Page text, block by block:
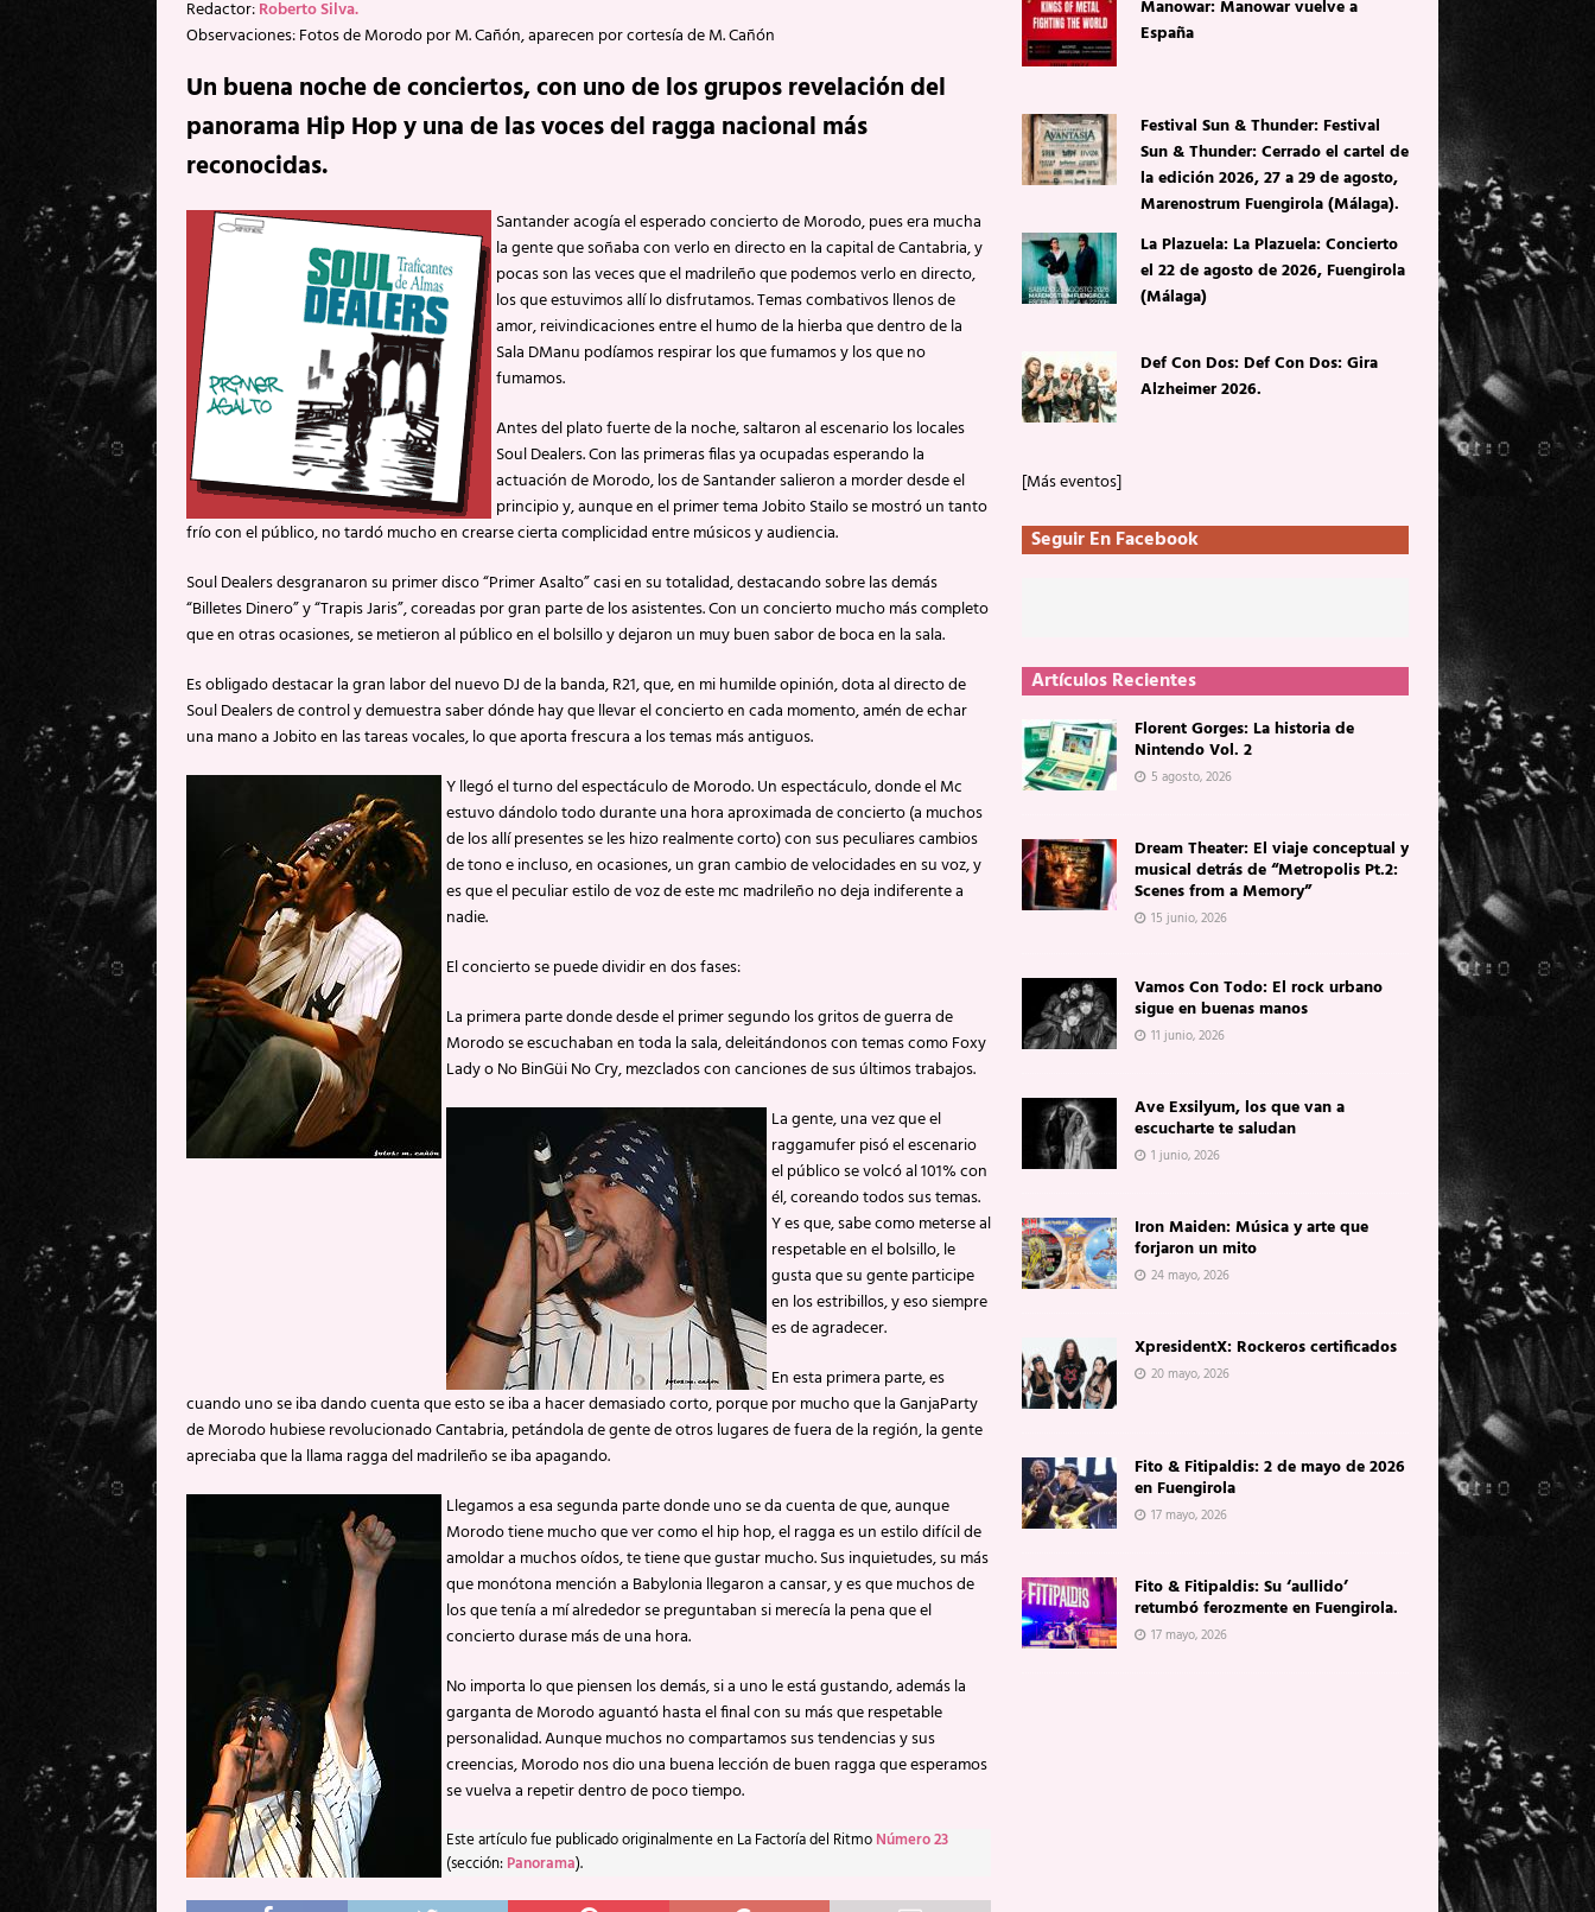
Redactor:Roberto Silva.
Observaciones: Fotos de Morodo por M. Cañón, aparecen por cortesía de M. Cañón
Un buena noche de conciertos, con uno de los grupos revelación del
panorama Hip Hop y una de las voces del ragga nacional más
reconocidas.
Santander acogía el esperado concierto de Morodo, pues era mucha
la gente que soñaba con verlo en directo en la capital de Cantabria, y
pocas son las veces que el madrileño que podemos verlo en directo,
los que estuvimos allí lo disfrutamos. Temas combativos llenos de
amor, reivindicaciones entre el humo de la hierba que dentro de la
Sala DManu podíamos respirar los que fumamos y los que no
fumamos.
Antes del plato fuerte de la noche, saltaron al escenario los locales
Soul Dealers. Con las primeras filas ya ocupadas esperando la
actuación de Morodo, los de Santander salieron a morder desde el
principio y, aunque en el primer tema Jobito Stailo se mostró un tanto
frío con el público, no tardó mucho en crearse cierta complicidad entre músicos y audiencia.
Soul Dealers desgranaron su primer disco “Primer Asalto” casi en su totalidad, destacando sobre las demás
“Billetes Dinero” y “Trapis Jaris”, coreadas por gran parte de los asistentes. Con un concierto mucho más completo
que en otras ocasiones, se metieron al público en el bolsillo y dejaron un muy buen sabor de boca en la sala.
Es obligado destacar la gran labor del nuevo DJ de la banda, R21, que, en mi humilde opinión, dota al directo de
Soul Dealers de control y demuestra saber dónde hay que llevar el concierto en cada momento, amén de echar
una mano a Jobito en las tareas vocales, lo que aporta frescura a los temas más antiguos.
Y llegó el turno del espectáculo de Morodo. Un espectáculo, donde el Mc
estuvo dándolo todo durante una hora aproximada de concierto (a muchos
de los allí presentes se les hizo realmente corto) con sus peculiares cambios
de tono e incluso, en ocasiones, un gran cambio de velocidades en su voz, y
es que el peculiar estilo de voz de este mc madrileño no deja indiferente a
nadie.
El concierto se puede dividir en dos fases:
La primera parte donde desde el primer segundo los gritos de guerra de
Morodo se escuchaban en toda la sala, deleitándonos con temas como Foxy
Lady o No BinGüi No Cry, mezclados con canciones de sus últimos trabajos.
La gente, una vez que el
raggamufer pisó el escenario
el público se volcó al 101% con
él, coreando todos sus temas.
Y es que, sabe como meterse al
respetable en el bolsillo, le
gusta que su gente participe
en los estribillos, y eso siempre
es de agradecer.
En esta primera parte, es
cuando uno se iba dando cuenta que esto se iba a hacer demasiado corto, porque por mucho que la GanjaParty
de Morodo hubiese revolucionado Cantabria, petándola de gente de otros lugares de fuera de la región, la gente
apreciaba que la llama ragga del madrileño se iba apagando.
Llegamos a esa segunda parte donde uno se da cuenta de que, aunque
Morodo tiene mucho que ver como el hip hop, el ragga es un estilo difícil de
amoldar a muchos oídos, te tiene que gustar mucho. Sus inquietudes, su más
que monótona mención a Babylonia llegaron a cansar, y es que muchos de
los que tenía a mí alrededor se preguntaban si merecía la pena que el
concierto durase más de una hora.
No importa lo que piensen los demás, si a uno le está gustando, además la
garganta de Morodo aguantó hasta el final con su más que respetable
personalidad. Aunque muchos no compartamos sus tendencias y sus
creencias, Morodo nos dio una buena lección de buen ragga que esperamos
se vuelva a repetir dentro de poco tiempo.
Este artículo fue publicado originalmente en La Factoría del Ritmo Número 23
(sección: Panorama).
Manowar: Manowar vuelve a
España
Festival Sun & Thunder: Festival
Sun & Thunder: Cerrado el cartel de
la edición 2026, 27 a 29 de agosto,
Marenostrum Fuengirola (Málaga).
La Plazuela: La Plazuela: Concierto
el 22 de agosto de 2026, Fuengirola
(Málaga)
Def Con Dos: Def Con Dos: Gira
Alzheimer 2026.
[Más eventos]
Seguir En Facebook
Artículos Recientes
Florent Gorges: La historia de
Nintendo Vol. 2
5 agosto, 2026
Dream Theater: El viaje conceptual y
musical detrás de “Metropolis Pt.2:
Scenes from a Memory”
15 junio, 2026
Vamos Con Todo: El rock urbano
sigue en buenas manos
11 junio, 2026
Ave Exsilyum, los que van a
escucharte te saludan
1 junio, 2026
Iron Maiden: Música y arte que
forjaron un mito
24 mayo, 2026
XpresidentX: Rockeros certificados
20 mayo, 2026
Fito & Fitipaldis: 2 de mayo de 2026
en Fuengirola
17 mayo, 2026
Fito & Fitipaldis: Su ‘aullido’
retumbó ferozmente en Fuengirola.
17 mayo, 2026